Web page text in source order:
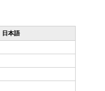
日本語